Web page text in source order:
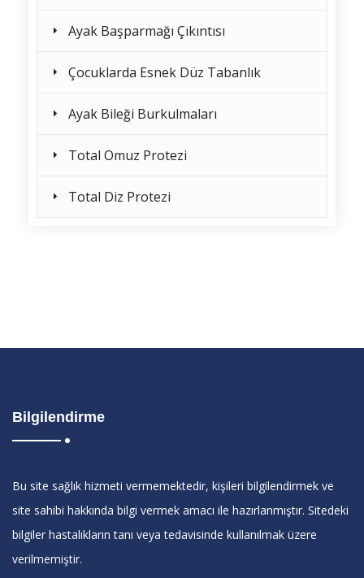
Ayak Başparmağı Çıkıntısı
Çocuklarda Esnek Düz Tabanlık
Ayak Bileği Burkulmaları
Total Omuz Protezi
Total Diz Protezi
Bilgilendirme
Bu site sağlık hizmeti vermemektedir, kişileri bilgilendirmek ve
site sahibi hakkında bilgi vermek amacı ile hazırlanmıştır. Sitedeki
bilgiler hastalıkların tanı veya tedavisinde kullanılmak üzere
verilmemiştir.